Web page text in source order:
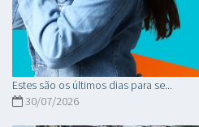
Estes são os últimos dias para se...
30/07/2026